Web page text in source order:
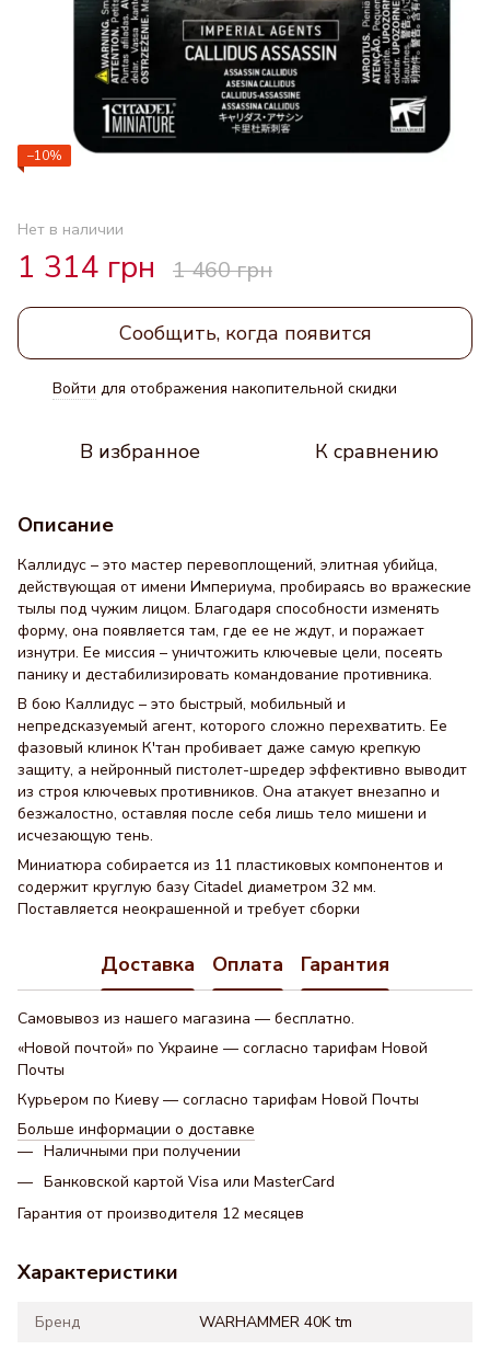
−10%
Нет в наличии
1 314 грн 1 460 грн
Сообщить, когда появится
Войти для отображения накопительной скидки
В избранное К сравнению
Описание
Каллидус – это мастер перевоплощений, элитная убийца,
действующая от имени Империума, пробираясь во вражеские
тылы под чужим лицом. Благодаря способности изменять
форму, она появляется там, где ее не ждут, и поражает
изнутри. Ее миссия – уничтожить ключевые цели, посеять
панику и дестабилизировать командование противника.
В бою Каллидус – это быстрый, мобильный и
непредсказуемый агент, которого сложно перехватить. Ее
фазовый клинок К'тан пробивает даже самую крепкую
защиту, а нейронный пистолет-шредер эффективно выводит
из строя ключевых противников. Она атакует внезапно и
безжалостно, оставляя после себя лишь тело мишени и
исчезающую тень.
Миниатюра собирается из 11 пластиковых компонентов и
содержит круглую базу Citadel диаметром 32 мм.
Поставляется неокрашенной и требует сборки
Доставка Оплата Гарантия
Самовывоз из нашего магазина — бесплатно.
«Новой почтой» по Украине — согласно тарифам Новой
Почты
Курьером по Киеву — согласно тарифам Новой Почты
Больше информации о доставке
Наличными при получении
Банковской картой Visa или MasterCard
Гарантия от производителя 12 месяцев
Характеристики
Бренд
WARHAMMER 40K tm